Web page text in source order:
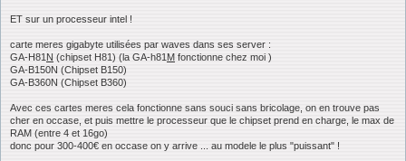
ET sur un processeur intel !
carte meres gigabyte utilisées par waves dans ses server :
GA-H81N (chipset H81) (la GA-h81M fonctionne chez moi )
GA-B150N (Chipset B150)
GA-B360N (Chipset B360)
Avec ces cartes meres cela fonctionne sans souci sans bricolage, on en trouve pas
cher en occase, et puis mettre le processeur que le chipset prend en charge, le max de
RAM (entre 4 et 16go)
donc pour 300-400€ en occase on y arrive ... au modele le plus "puissant" !